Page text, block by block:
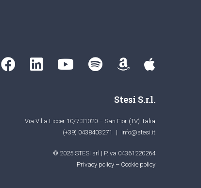
Stesi S.r.l.
Via Villa Liccer 10/7 31020 – San Fior (TV) Italia
(+39) 0438403271
| info@stesi.it
© 2025 STESI srl | P.Iva 04361220264
Privacy policy– Cookie policy